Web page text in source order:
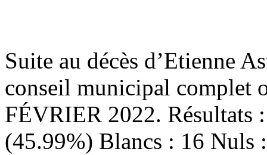
Suite au décès d’Etienne
conseil municipal complet
FÉVRIER 2022. Résultats
(45.99%) Blancs : 16 Nuls